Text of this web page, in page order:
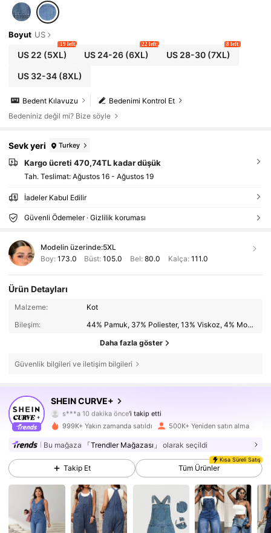
Boyut US
US 22 (5XL)
19 left
US 24-26 (6XL)
22 left
US 28-30(7XL)
8 left
US 32-34(8XL)
Bedenimi Kontrol Et
Bedent Kılavuzu
Bedeniniz değil mi? Bize söyle
Sevk yeri Turkey
Kargo ücreti 470,74TL kadar düşük
Tah. Teslimat: Ağustos 16 - Ağustos 19
İadeler Kabul Edilir
Güvenli Ödemeler · Gizlilik koruması
Modelin üzerinde:5XL
Boy: 173.0 Büst:105.0 Bel: 80.0 Kalça: 111.0
Ürün Detayları
Malzeme:
Kot
Bileşim:
44% Pamuk, 37% Poliester, 13% Viskoz, 4% Modal, 2% Lyocell
Daha fazla göster
Güvenlik bilgileri ve iletişim bilgileri
SHEIN CURVE+
4,81
513K Takipçiler
s***a 10 dakika önce'i takip etti
4,81 513K Takipçiler
513K Takipçiler
4,81 513K Takipçiler
999K+ Yakın zamanda satıldı 500K+ Yeniden satın alma
Bu mağaza 「Trendler Mağazası」 olarak seçildi
Takip Et
Kısa Süreli Satış
Tüm Ürünler